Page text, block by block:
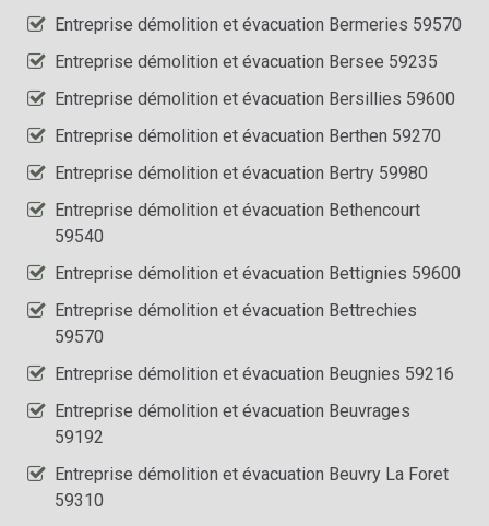
Entreprise démolition et évacuation Bermeries 59570
Entreprise démolition et évacuation Bersee 59235
Entreprise démolition et évacuation Bersillies 59600
Entreprise démolition et évacuation Berthen 59270
Entreprise démolition et évacuation Bertry 59980
Entreprise démolition et évacuation Bethencourt
59540
Entreprise démolition et évacuation Bettignies 59600
Entreprise démolition et évacuation Bettrechies
59570
Entreprise démolition et évacuation Beugnies 59216
Entreprise démolition et évacuation Beuvrages
59192
Entreprise démolition et évacuation Beuvry La Foret
59310